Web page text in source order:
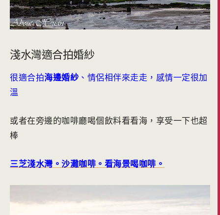
淺水灣適合拍婚紗
很適合拍海邊婚紗 、情侶相伴來走走，感情一定很加
溫
或者在旁邊的咖啡廳喝個飲料看看海，享受一下也超
棒
三芝淺水灣。沙灘咖啡。看海景喝咖啡。